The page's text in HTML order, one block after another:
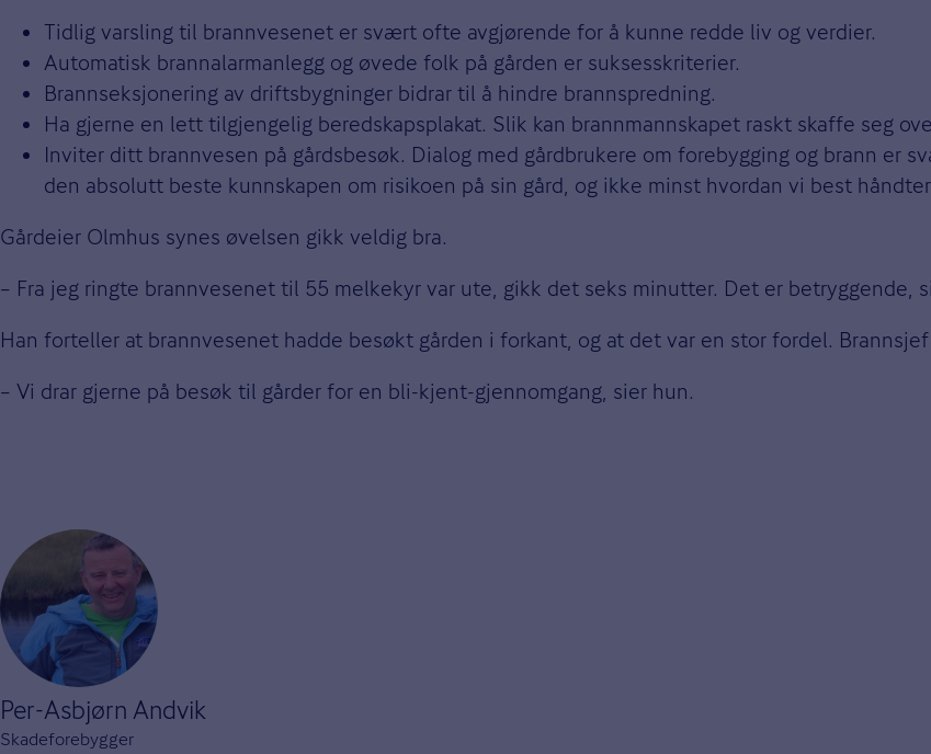
Tidlig varsling til brannvesenet er svært ofte avgjørende for å kunne redde liv og verdier.
Automatisk brannalarmanlegg og øvede folk på gården er suksesskriterier.
Brannseksjonering av driftsbygninger bidrar til å hindre brannspredning.
Ha gjerne en lett tilgjengelig beredskapsplakat. Slik kan brannmannskapet raskt skaffe seg
Inviter ditt brannvesen på gårdsbesøk. Dialog med gårdbrukere om forebygging og brann er
den absolutt beste kunnskapen om risikoen på sin gård, og ikke minst hvordan vi best
Gårdeier Olmhus synes øvelsen gikk veldig bra.
– Fra jeg ringte brannvesenet til 55 melkekyr var ute, gikk det seks minutter. Det er betryggende,
Han forteller at brannvesenet hadde besøkt gården i forkant, og at det var en stor fordel.
– Vi drar gjerne på besøk til gårder for en bli-kjent-gjennomgang, sier hun.
Per-Asbjørn Andvik
Skadeforebygger